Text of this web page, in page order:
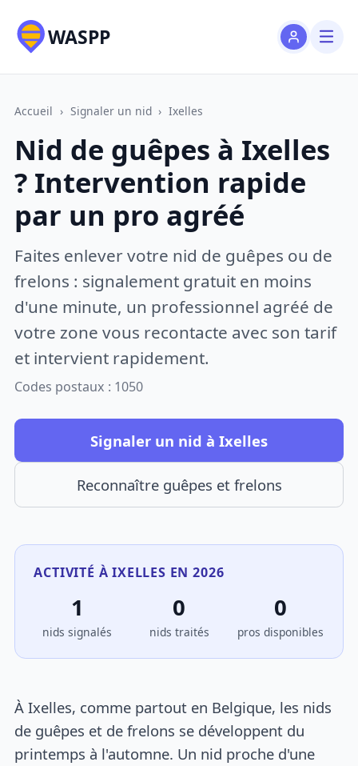
WASPP
Accueil › Signaler un nid › Ixelles
Nid de guêpes à Ixelles
? Intervention rapide
par un pro agréé
Faites enlever votre nid de guêpes ou de
frelons : signalement gratuit en moins
d'une minute, un professionnel agréé de
votre zone vous recontacte avec son tarif
et intervient rapidement.
Codes postaux : 1050
Signaler un nid à Ixelles
Reconnaître guêpes et frelons
ACTIVITÉ À IXELLES EN 2026
1
nids signalés
0
nids traités
0
pros disponibles
À Ixelles, comme partout en Belgique, les nids
de guêpes et de frelons se développent du
printemps à l'automne. Un nid proche d'une